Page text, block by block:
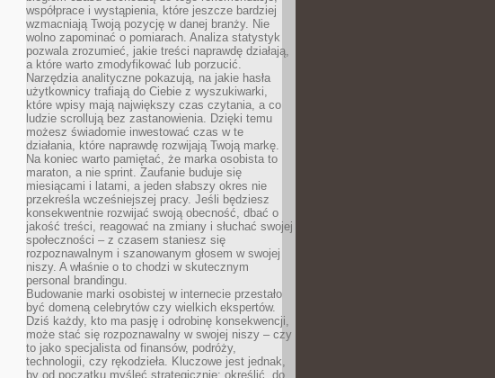
współprace i wystąpienia, które jeszcze bardziej
wzmacniają Twoją pozycję w danej branży. Nie
wolno zapominać o pomiarach. Analiza statystyk
pozwala zrozumieć, jakie treści naprawdę działają,
a które warto zmodyfikować lub porzucić.
Narzędzia analityczne pokazują, na jakie hasła
użytkownicy trafiają do Ciebie z wyszukiwarki,
które wpisy mają największy czas czytania, a co
ludzie scrollują bez zastanowienia. Dzięki temu
możesz świadomie inwestować czas w te
działania, które naprawdę rozwijają Twoją markę.
Na koniec warto pamiętać, że marka osobista to
maraton, a nie sprint. Zaufanie buduje się
miesiącami i latami, a jeden słabszy okres nie
przekreśla wcześniejszej pracy. Jeśli będziesz
konsekwentnie rozwijać swoją obecność, dbać o
jakość treści, reagować na zmiany i słuchać swojej
społeczności – z czasem staniesz się
rozpoznawalnym i szanowanym głosem w swojej
niszy. A właśnie o to chodzi w skutecznym
personal brandingu.
Budowanie marki osobistej w internecie przestało
być domeną celebrytów czy wielkich ekspertów.
Dziś każdy, kto ma pasję i odrobinę konsekwencji,
może stać się rozpoznawalny w swojej niszy – czy
to jako specjalista od finansów, podróży,
technologii, czy rękodzieła. Kluczowe jest jednak,
by od początku myśleć strategicznie: określić, do